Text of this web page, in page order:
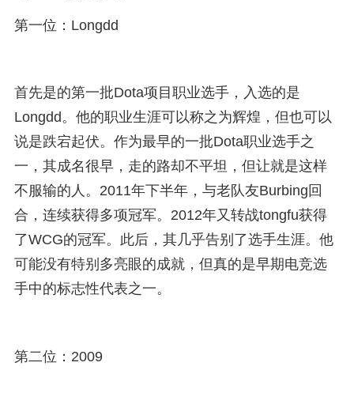
第一位：Longdd
首先是的第一批Dota项目职业选手，入选的是
Longdd。他的职业生涯可以称之为辉煌，但也可以
说是跌宕起伏。作为最早的一批Dota职业选手之
一，其成名很早，走的路却不平坦，但让就是这样
不服输的人。2011年下半年，与老队友Burbing回
合，连续获得多项冠军。2012年又转战tongfu获得
了WCG的冠军。此后，其几乎告别了选手生涯。他
可能没有特别多亮眼的成就，但真的是早期电竞选
手中的标志性代表之一。
第二位：2009